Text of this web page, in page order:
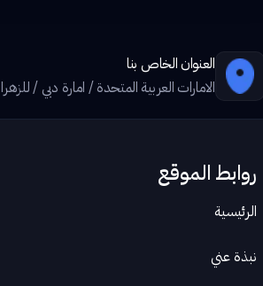
العنوان الخاص بنا
الامارات العربية المتحدة / امارة دبي / للزهرا 1
روابط الموقع
الرئيسية
نبذة عني